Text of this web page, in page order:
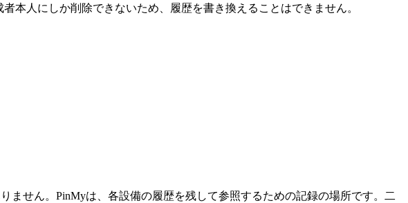
本人にしか削除できないため、履歴を書き換えることはできません。
せん。PinMyは、各設備の履歴を残して参照するための記録の場所です。二